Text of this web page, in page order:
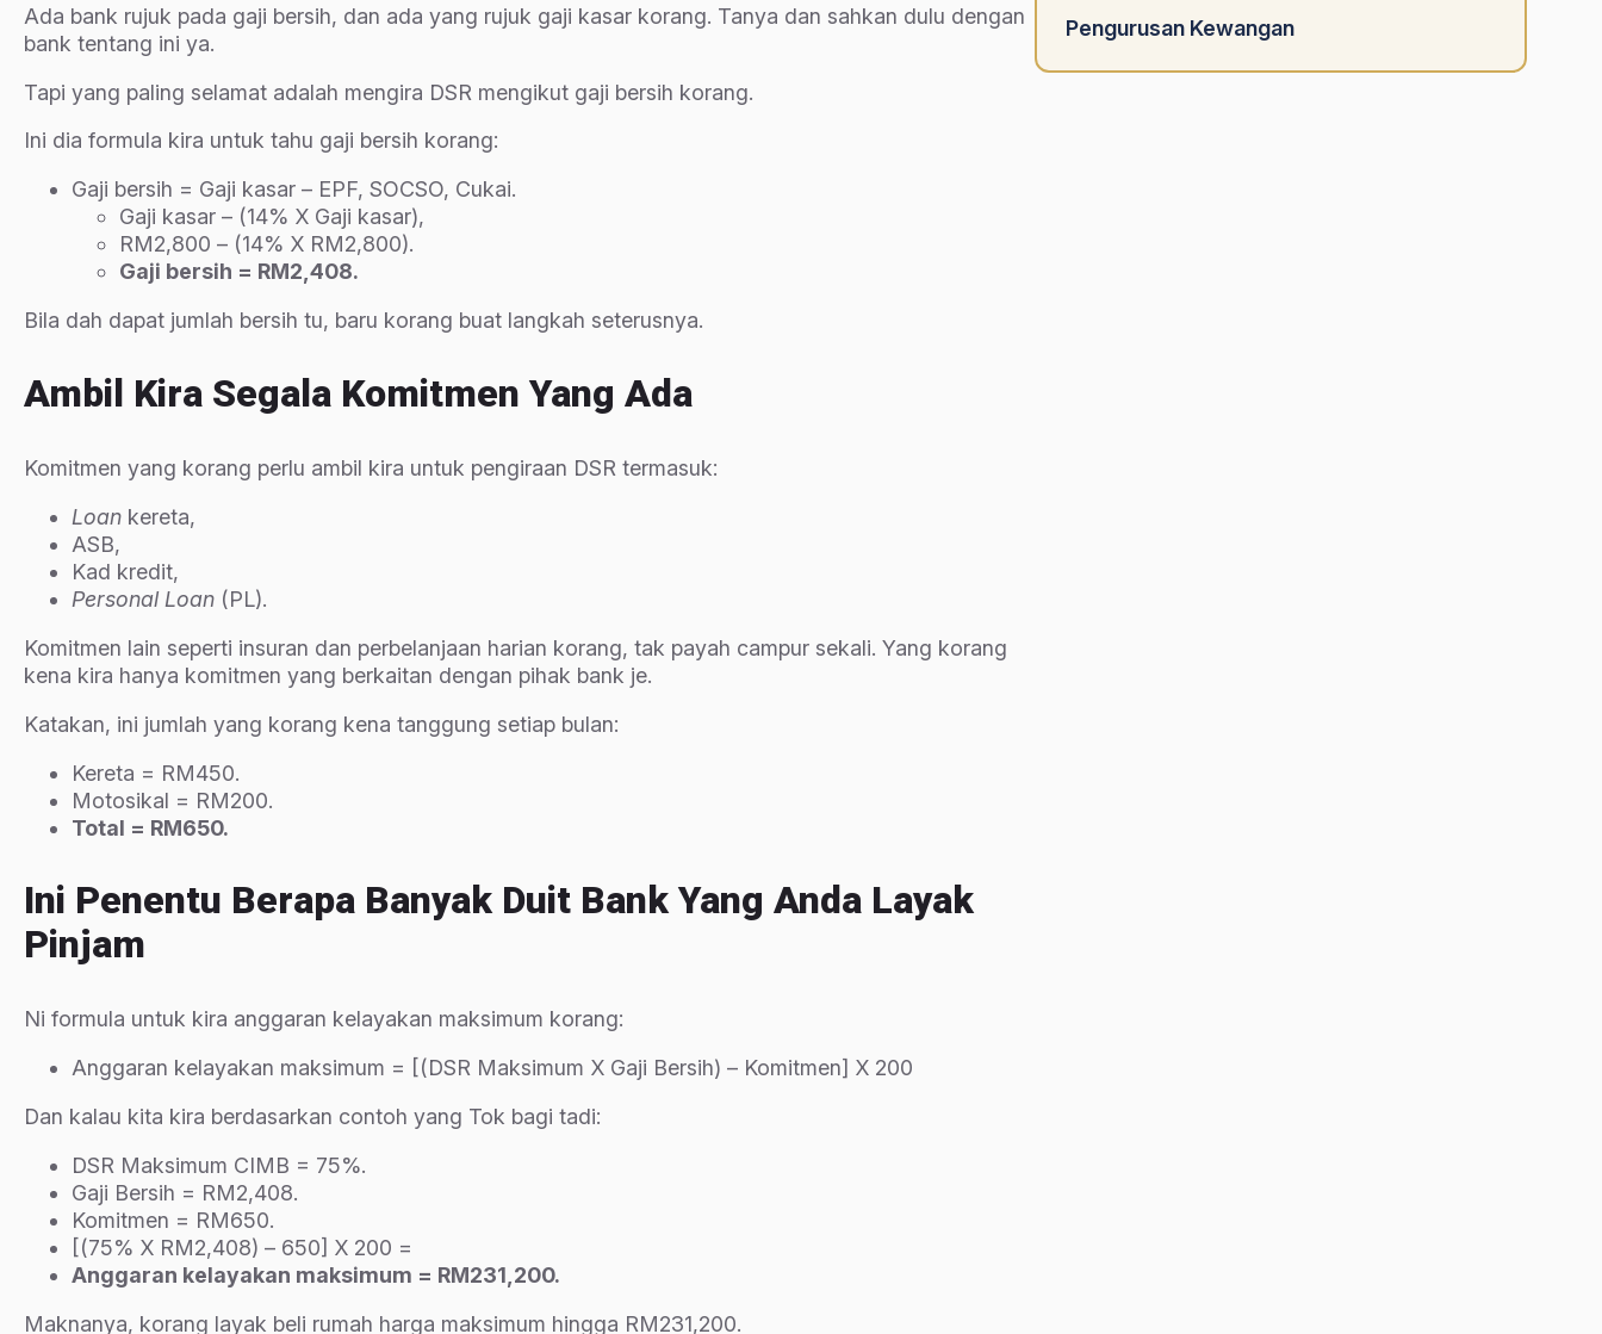
Ada bank rujuk pada gaji bersih, dan ada yang rujuk gaji kasar korang. Tanya dan sahkan dulu dengan
bank tentang ini ya.
Tapi yang paling selamat adalah mengira DSR mengikut gaji bersih korang.
Ini dia formula kira untuk tahu gaji bersih korang:
Gaji bersih = Gaji kasar – EPF, SOCSO, Cukai.
Gaji kasar – (14% X Gaji kasar),
RM2,800 – (14% X RM2,800).
Gaji bersih = RM2,408.
Bila dah dapat jumlah bersih tu, baru korang buat langkah seterusnya.
Ambil Kira Segala Komitmen Yang Ada
Komitmen yang korang perlu ambil kira untuk pengiraan DSR termasuk:
Loan kereta,
ASB,
Kad kredit,
Personal Loan (PL).
Komitmen lain seperti insuran dan perbelanjaan harian korang, tak payah campur sekali. Yang korang
kena kira hanya komitmen yang berkaitan dengan pihak bank je.
Katakan, ini jumlah yang korang kena tanggung setiap bulan:
Kereta = RM450.
Motosikal = RM200.
Total = RM650.
Ini Penentu Berapa Banyak Duit Bank Yang Anda Layak
Pinjam
Ni formula untuk kira anggaran kelayakan maksimum korang:
Anggaran kelayakan maksimum = [(DSR Maksimum X Gaji Bersih) – Komitmen] X 200
Dan kalau kita kira berdasarkan contoh yang Tok bagi tadi:
DSR Maksimum CIMB = 75%.
Gaji Bersih = RM2,408.
Komitmen = RM650.
[(75% X RM2,408) – 650] X 200 =
Anggaran kelayakan maksimum = RM231,200.
Maknanya, korang layak beli rumah harga maksimum hingga RM231,200.
Pengurusan Kewangan